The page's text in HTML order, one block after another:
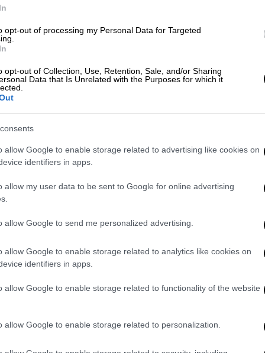
opt-out of processing my Personal Data for Targeted
opt-out of Collection, Use, Retention, Sale, and/or Sharing
Data that Is Unrelated with the Purposes for which it
allow Google to enable storage related to advertising like cookies on
identifiers in apps.
allow my user data to be sent to Google for online advertising
allow Google to send me personalized advertising.
allow Google to enable storage related to analytics like cookies on
identifiers in apps.
allow Google to enable storage related to functionality of the website
allow Google to enable storage related to personalization.
Ακαδημίας
καθηγητών της καιθα διαρκέσει δέκα
για τραγούδι, βιολί,